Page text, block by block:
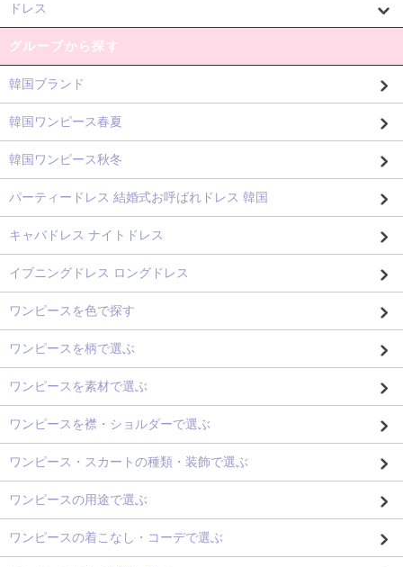
ドレス
グループから探す
韓国ブランド
韓国ワンピース春夏
韓国ワンピース秋冬
パーティードレス 結婚式お呼ばれドレス 韓国
キャバドレス ナイトドレス
イブニングドレス ロングドレス
ワンピースを色で探す
ワンピースを柄で選ぶ
ワンピースを素材で選ぶ
ワンピースを襟・ショルダーで選ぶ
ワンピース・スカートの種類・装飾で選ぶ
ワンピースの用途で選ぶ
ワンピースの着こなし・コーデで選ぶ